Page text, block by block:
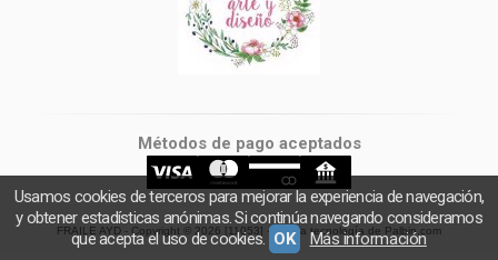
Métodos de pago aceptados
FRAILE AYD - Copyright © 2026 [11053] - Con la tecnología de Palbin.com
Usamos cookies de terceros para mejorar la experiencia de navegación,
y obtener estadísticas anónimas. Si continúa navegando consideramos
que acepta el uso de cookies. OK Más información